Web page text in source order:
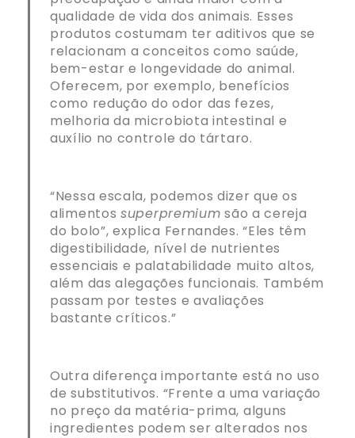
qualidade de vida dos animais. Esses
produtos costumam ter aditivos que se
relacionam a conceitos como saúde,
bem-estar e longevidade do animal.
Oferecem, por exemplo, benefícios
como redução do odor das fezes,
melhoria da microbiota intestinal e
auxílio no controle do tártaro.
“Nessa escala, podemos dizer que os
alimentos superpremium são a cereja
do bolo”, explica Fernandes. “Eles têm
digestibilidade, nível de nutrientes
essenciais e palatabilidade muito altos,
além das alegações funcionais. Também
passam por testes e avaliações
bastante críticos.”
Outra diferença importante está no uso
de substitutivos. “Frente a uma variação
no preço da matéria-prima, alguns
ingredientes podem ser alterados nos